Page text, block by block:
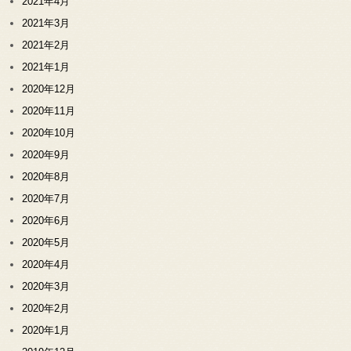
2021年3月
2021年2月
2021年1月
2020年12月
2020年11月
2020年10月
2020年9月
2020年8月
2020年7月
2020年6月
2020年5月
2020年4月
2020年3月
2020年2月
2020年1月